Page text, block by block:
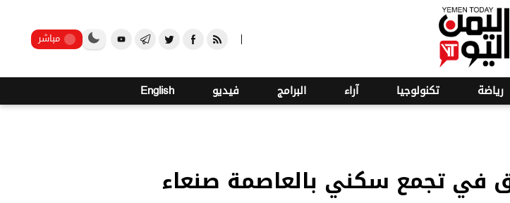
مباشر
رياضة تكنولوجيا آراء البرامج فيديو English
في تجمع سكني بالعاصمة صنعاء